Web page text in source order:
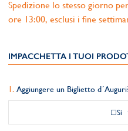
Spedizione lo stesso giorno
ore 13:00, esclusi i fine
IMPACCHETTA I TUOI
Aggiungere un Biglietto
Si